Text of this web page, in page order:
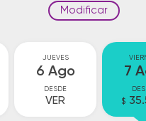
Modificar
JUEVES
6 Ago
DESDE
VER
7
$